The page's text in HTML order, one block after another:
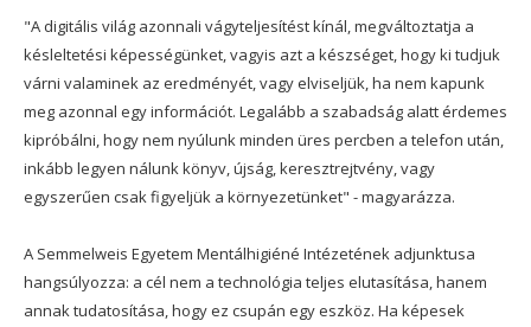
"A digitális világ azonnali vágyteljesítést kínál, megváltoztatja a
késleltetési képességünket, vagyis azt a készséget, hogy ki tudjuk
várni valaminek az eredményét, vagy elviseljük, ha nem kapunk
meg azonnal egy információt. Legalább a szabadság alatt érdemes
kipróbálni, hogy nem nyúlunk minden üres percben a telefon után,
inkább legyen nálunk könyv, újság, keresztrejtvény, vagy
egyszerűen csak figyeljük a környezetünket" - magyarázza.
A Semmelweis Egyetem Mentálhigiéné Intézetének adjunktusa
hangsúlyozza: a cél nem a technológia teljes elutasítása, hanem
annak tudatosítása, hogy ez csupán egy eszköz. Ha képesek